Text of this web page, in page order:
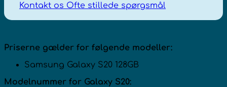
Kontakt os Ofte stillede spørgsmål
Priserne gælder for følgende modeller:
Samsung Galaxy S20 128GB
Modelnummer for Galaxy S20: